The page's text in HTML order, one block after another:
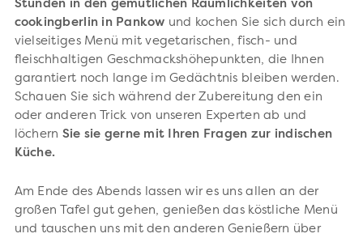
Stunden in den gemütlichen Räumlichkeiten von
cookingberlin in Pankow und kochen Sie sich durch ein
vielseitiges Menü mit vegetarischen, fisch- und
fleischhaltigen Geschmackshöhepunkten, die Ihnen
garantiert noch lange im Gedächtnis bleiben werden.
Schauen Sie sich während der Zubereitung den ein
oder anderen Trick von unseren Experten ab und
löchern Sie sie gerne mit Ihren Fragen zur indischen
Küche.
Am Ende des Abends lassen wir es uns allen an der
großen Tafel gut gehen, genießen das köstliche Menü
und tauschen uns mit den anderen Genießern über